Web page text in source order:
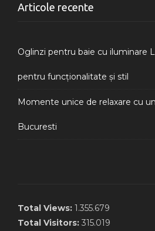
Articole recente
Oglinzi pentru baie cu iluminare
pentru funcționalitate și stil
Momente unice de relaxare cu
Bucuresti
Total Views: 1.355.679
Total Visitors: 315.019